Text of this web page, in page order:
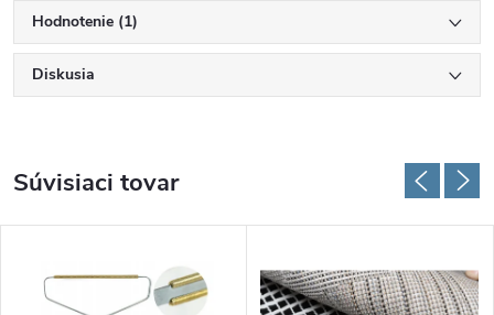
Hodnotenie (1)
Diskusia
Súvisiaci tovar